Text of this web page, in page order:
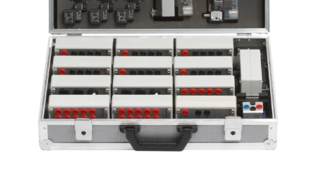
Kalibratorer
Termografi
Undervisning
Navigasjon & Kommunikasjon